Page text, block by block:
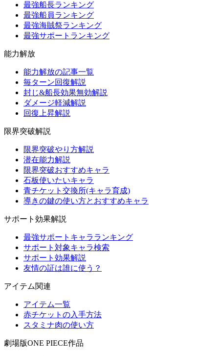
最強船長ランキング
最強船員ランキング
最強海賊祭ランキング
最強サポートランキング
能力解放
能力解放の記事一覧
毎ターン回復解説
封じ&船長効果無効解説
ダメージ軽減解説
回復上昇解説
限界突破解説
限界突破やり方解説
潜在能力解説
限界突破おすすめキャラ
石板使いたいキャラ
青チケット交換所(キャラ育成)
導きの鍵の使い方とおすすめキャラ
サポート効果解説
最強サポートキャラランキング
サポート対象キャラ検索
サポート効果解説
友情の証は誰に使う？
アイテム関連
アイテム一覧
赤チケットの入手方法
スタミナ肉の使い方
劇場版ONE PIECE作品